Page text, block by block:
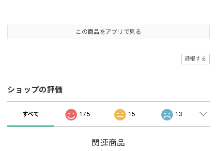
この商品をアプリで見る
通報する
ショップの評価
すべて 175 15 13
関連商品